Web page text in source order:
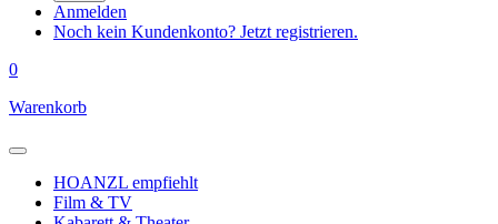
Anmelden
Noch kein Kundenkonto? Jetzt registrieren.
0
Warenkorb
HOANZL empfiehlt
Film & TV